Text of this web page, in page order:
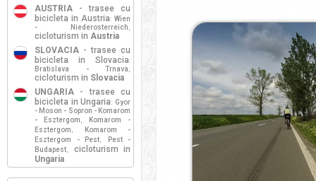
AUSTRIA - trasee cu
bicicleta in Austria: Wien
- Niederosterreich ,
cicloturism in Austria
SLOVACIA - trasee cu
bicicleta in Slovacia:
Bratislava - Trnava ,
cicloturism in Slovacia
UNGARIA - trasee cu
bicicleta in Ungaria: Gyor
- Moson - Sopron - Komarom
- Esztergom ,
Komarom -
Esztergom ,
Komarom -
Esztergom - Pest,
Pest -
Budapest,
cicloturism in
Ungaria